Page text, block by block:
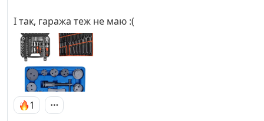
І так, гаража теж не маю :(
1